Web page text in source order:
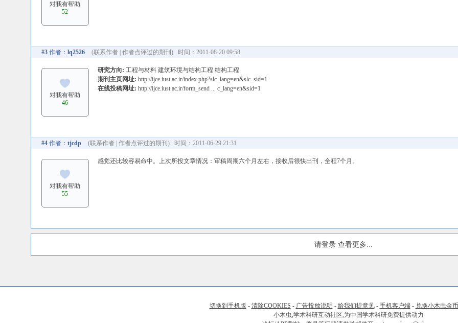
对我有帮助
52
#3作者： lq2526 (联系作者| 作者点评过的期刊 ) 时间：2011-08-20 09:58
对我有帮助
46
研究方向: 工程与材料 建筑环境与结构工程 结构工程
期刊主页网址: http://ijce.iust.ac.ir/index.php?slc_lang=en&slc_sid=1
在线投稿网址: http://ijce.iust.ac.ir/form_send ... c_lang=en&sid=1
#4作者： tjcdp (联系作者| 作者点评过的期刊 ) 时间：2011-06-29 21:31
对我有帮助
55
感觉还比较容易命中。上次所投文章情况：审稿周期六个月左右，接收后很快出刊，全程7个月。
请登录 查看更多...
切换到手机版 - 清除COOKIES - 广告投放说明 - 给我们提意见- 手机客户端- 兑换小木虫金币
小木虫,学术科研互动社区,为中国学术科研免费提供动力